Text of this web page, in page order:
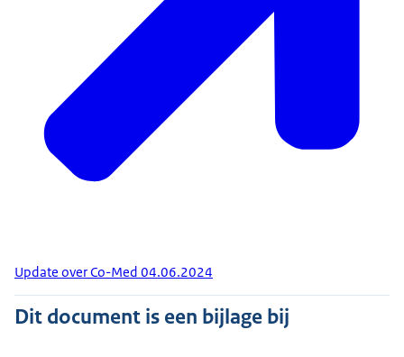
Update over Co-Med 04.06.2024
Dit document is een bijlage bij